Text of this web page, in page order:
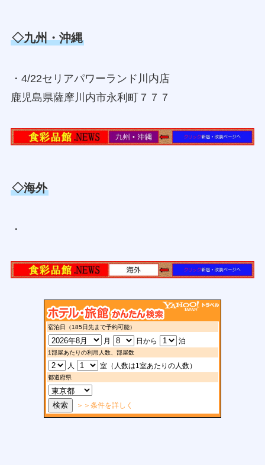
◇九州・沖縄
・4/22セリアパワーランド川内店
鹿児島県薩摩川内市永利町７７７
◇海外
・